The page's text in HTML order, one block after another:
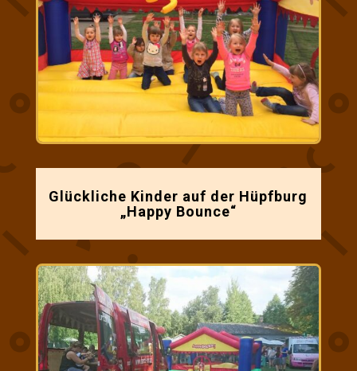
Glückliche Kinder auf der Hüpfburg
„Happy Bounce“